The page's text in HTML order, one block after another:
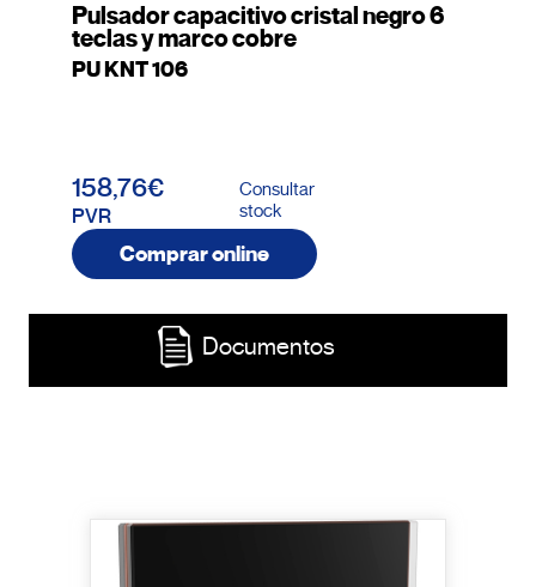
Pulsador capacitivo cristal negro 6
teclas y marco cobre
PU KNT 106
158,76€
PVR
Consultar
stock
Comprar online
Documentos